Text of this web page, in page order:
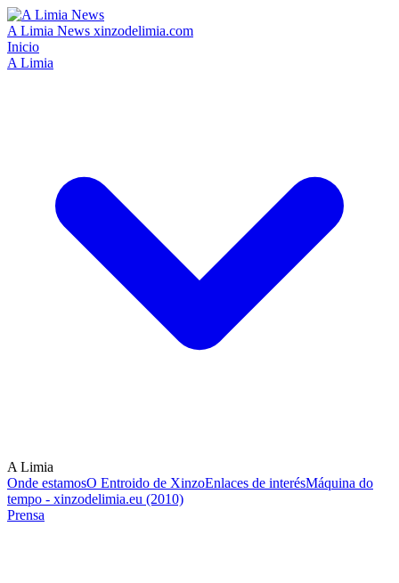
A Limia News xinzodelimia.com
Inicio
A Limia
A Limia
Onde estamosO Entroido de XinzoEnlaces de interésMáquina do
tempo - xinzodelimia.eu (2010)
Prensa